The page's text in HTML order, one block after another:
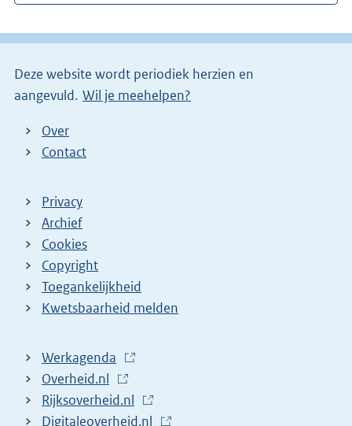
l
n
k
Deze website wordt periodiek herzien en
aangevuld. Wil je meehelpen?
Over
Contact
Privacy
Archief
Cookies
Copyright
Toegankelijkheid
Kwetsbaarheid melden
Werkagenda
E
x
t
Overheid.nl
E
x
Rijksoverheid.nl
E
Digitaleoverheid.nl